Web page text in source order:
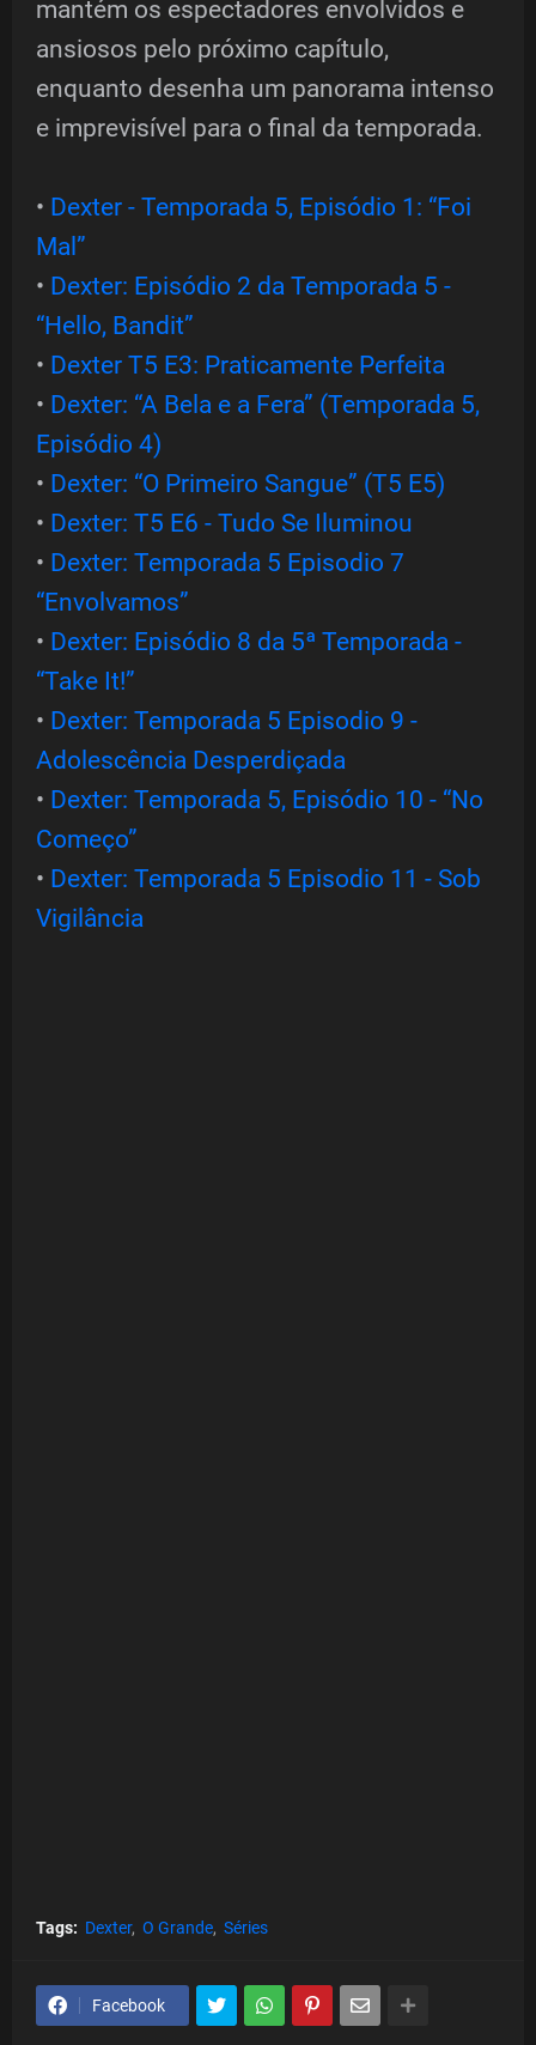
mantém os espectadores envolvidos e
ansiosos pelo próximo capítulo,
enquanto desenha um panorama intenso
e imprevisível para o final da temporada.
• Dexter - Temporada 5, Episódio 1: “Foi
Mal”
• Dexter: Episódio 2 da Temporada 5 -
“Hello, Bandit”
• Dexter T5 E3: Praticamente Perfeita
• Dexter: “A Bela e a Fera” (Temporada 5,
Episódio 4)
• Dexter: “O Primeiro Sangue” (T5 E5)
• Dexter: T5 E6 - Tudo Se Iluminou
• Dexter: Temporada 5 Episodio 7
“Envolvamos”
• Dexter: Episódio 8 da 5ª Temporada -
“Take It!”
• Dexter: Temporada 5 Episodio 9 -
Adolescência Desperdiçada
• Dexter: Temporada 5, Episódio 10 - “No
Começo”
• Dexter: Temporada 5 Episodio 11 - Sob
Vigilância
Tags: Dexter O Grande Séries
Facebook